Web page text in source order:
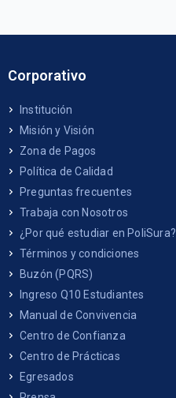
Corporativo
Institución
Misión y Visión
Zona de Pagos
Política de Calidad
Preguntas frecuentes
Trabaja con Nosotros
¿Por qué estudiar en PoliSura?
Términos y condiciones
Buzón (PQRS)
Ingreso Q10 Estudiantes
Manual de Convivencia
Centro de Confianza
Centro de Prácticas
Egresados